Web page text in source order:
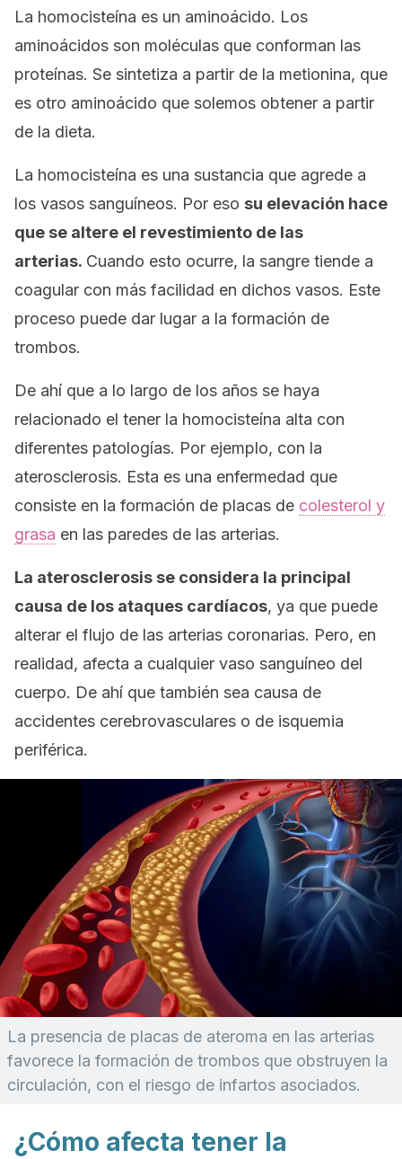
La homocisteína es un aminoácido. Los
aminoácidos son moléculas que conforman las
proteínas. Se sintetiza a partir de la metionina, que
es otro aminoácido que solemos obtener a partir
de la dieta.
La homocisteína es una sustancia que agrede a
los vasos sanguíneos. Por eso su elevación hace
que se altere el revestimiento de las
arterias. Cuando esto ocurre, la sangre tiende a
coagular con más facilidad en dichos vasos. Este
proceso puede dar lugar a la formación de
trombos.
De ahí que a lo largo de los años se haya
relacionado el tener la homocisteína alta con
diferentes patologías. Por ejemplo, con la
aterosclerosis. Esta es una enfermedad que
consiste en la formación de placas de colesterol y
grasa en las paredes de las arterias.
La aterosclerosis se considera la principal
causa de los ataques cardíacos, ya que puede
alterar el flujo de las arterias coronarias. Pero, en
realidad, afecta a cualquier vaso sanguíneo del
cuerpo. De ahí que también sea causa de
accidentes cerebrovasculares o de isquemia
periférica.
La presencia de placas de ateroma en las arterias
favorece la formación de trombos que obstruyen la
circulación, con el riesgo de infartos asociados.
¿Cómo afecta tener la